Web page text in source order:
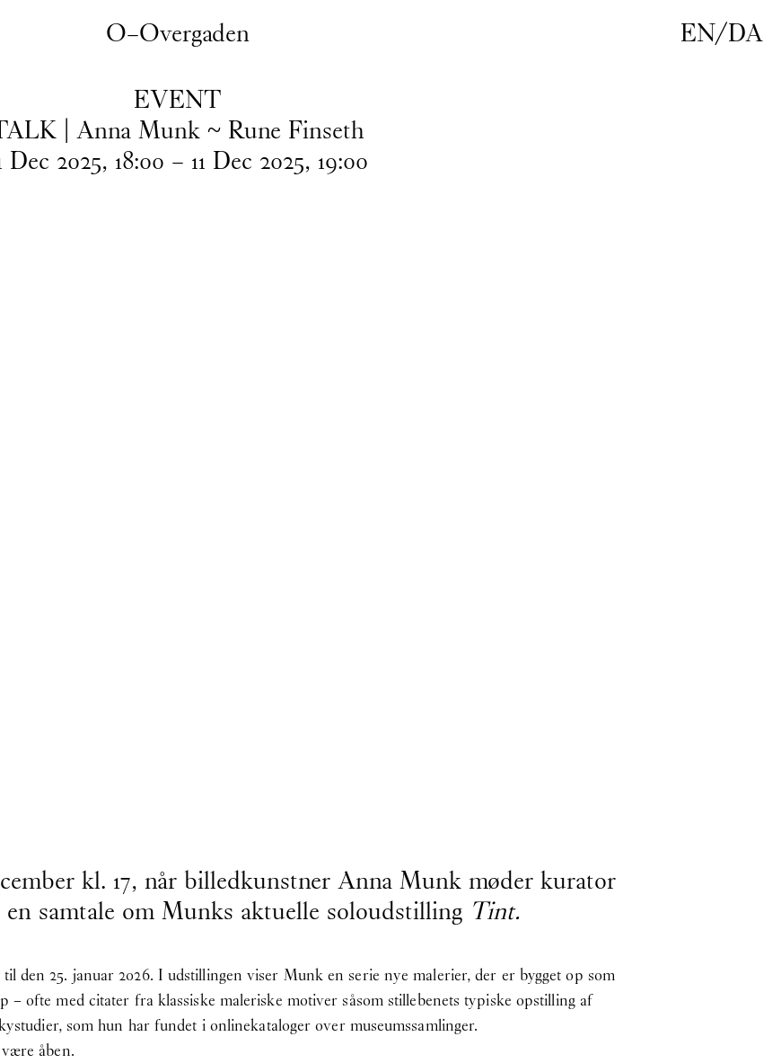
O–Overgaden EN/DA
EVENT
| Anna Munk ~ Rune Finseth
Dec 2025, 18:00 – 11 Dec 2025, 19:00
kl. 17, når billedkunstner Anna Munk møder kurator
samtale om Munks aktuelle soloudstilling Tint.
den 25. januar 2026. I udstillingen viser Munk en serie nye malerier, der er bygget op som
– ofte med citater fra klassiske maleriske motiver såsom stillebenets typiske opstilling af
som hun har fundet i onlinekataloger over museumssamlinger.
åben.